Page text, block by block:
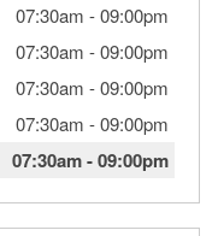
07:30am -09:00pm
07:30am -09:00pm
07:30am -09:00pm
07:30am -09:00pm
07:30am-09:00pm